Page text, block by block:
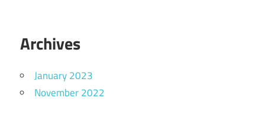
Archives
January 2023
November 2022